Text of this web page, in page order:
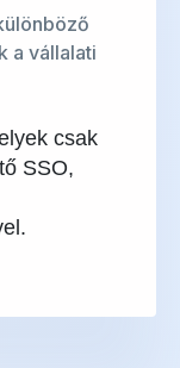
a vállalati
csak
SSO,